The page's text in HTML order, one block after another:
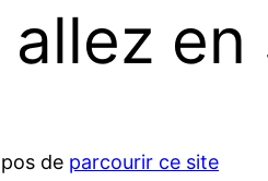
allez
de parcourir ce site